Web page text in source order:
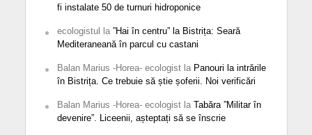
fi instalate 50 de turnuri hidroponice
ecologistul la ”Hai în centru” la Bistrița: Seară
Mediteraneană în parcul cu castani
Balan Marius -Horea- ecologistla Panouri la intrările
în Bistrița. Ce trebuie să știe șoferii. Noi verificări
Balan Marius -Horea- ecologistla Tabăra ”Militar în
devenire”. Liceenii, așteptați să se înscrie